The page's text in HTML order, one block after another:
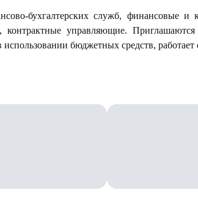
бухгалтерских служб, финансовые и
контрактные управляющие.
бюджетных средств,